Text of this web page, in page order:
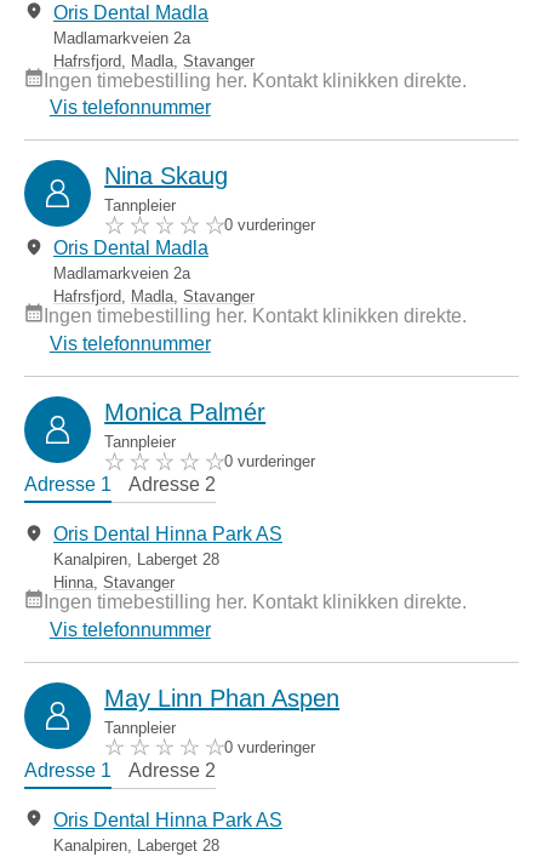
Oris Dental Madla
Madlamarkveien 2a
Hafrsfjord Madla Stavanger
Ingen timebestilling her. Kontakt klinikken direkte.
Vis telefonnummer
Nina Skaug
Tannpleier
0 vurderinger
Oris Dental Madla
Madlamarkveien 2a
Hafrsfjord, Madla, Stavanger
Ingen timebestilling her. Kontakt klinikken direkte.
Vis telefonnummer
Monica Palmér
Tannpleier
0 vurderinger
Adresse 1 Adresse 2
Oris Dental Hinna Park AS
Kanalpiren, Laberget 28
Hinna, Stavanger
Ingen timebestilling her. Kontakt klinikken direkte.
Vis telefonnummer
May Linn Phan Aspen
Tannpleier
0 vurderinger
Adresse 1 Adresse 2
Oris Dental Hinna Park AS
Kanalpiren, Laberget 28